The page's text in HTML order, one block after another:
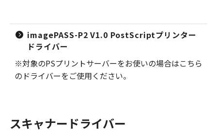
imagePASS-P2 V1.0 PostScriptプリンター
ドライバー
※対象のPSプリントサーバーをお使いの場合はこちら
のドライバーをご使用ください。
スキャナードライバー